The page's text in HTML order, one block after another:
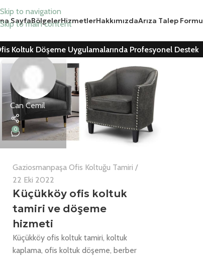
Skip to navigation
Skip to main content
SayfaBölgelerHizmetlerHakkımızdaArıza Talep Formu
Koltuk Döşeme Uygulamalarında Profesyonel Destek
Can Cemil
0
Gaziosmanpaşa Ofis Koltuğu Tamiri
22 Eki 2022
Küçükköy ofis koltuk
tamiri ve döşeme
hizmeti
Küçükköy ofis koltuk tamiri, koltuk
kaplama, ofis koltuk döşeme, berber